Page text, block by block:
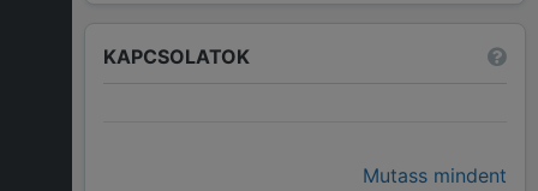
KAPCSOLATOK
Mutass mindent